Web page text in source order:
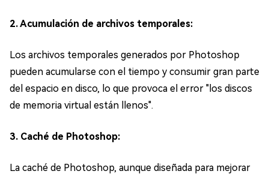
2. Acumulación de archivos temporales:
Los archivos temporales generados por Photoshop
pueden acumularse con el tiempo y consumir gran parte
del espacio en disco, lo que provoca el error "los discos
de memoria virtual están llenos".
3. Caché de Photoshop:
La caché de Photoshop, aunque diseñada para mejorar